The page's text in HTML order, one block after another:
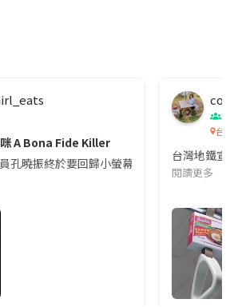
A Bona Fide Killer
孔曉振終於要回歸小螢幕啦!這次的劇本改編
co
吹
台灣
台灣地鐵宣
閱讀更多